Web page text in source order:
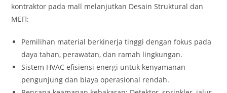
kontraktor pada mall melanjutkan Desain Struktural dan
MEП:
Pemilihan material berkinerja tinggi dengan fokus pada
daya tahan, perawatan, dan ramah lingkungan.
Sistem HVAC efisiensi energi untuk kenyamanan
pengunjung dan biaya operasional rendah.